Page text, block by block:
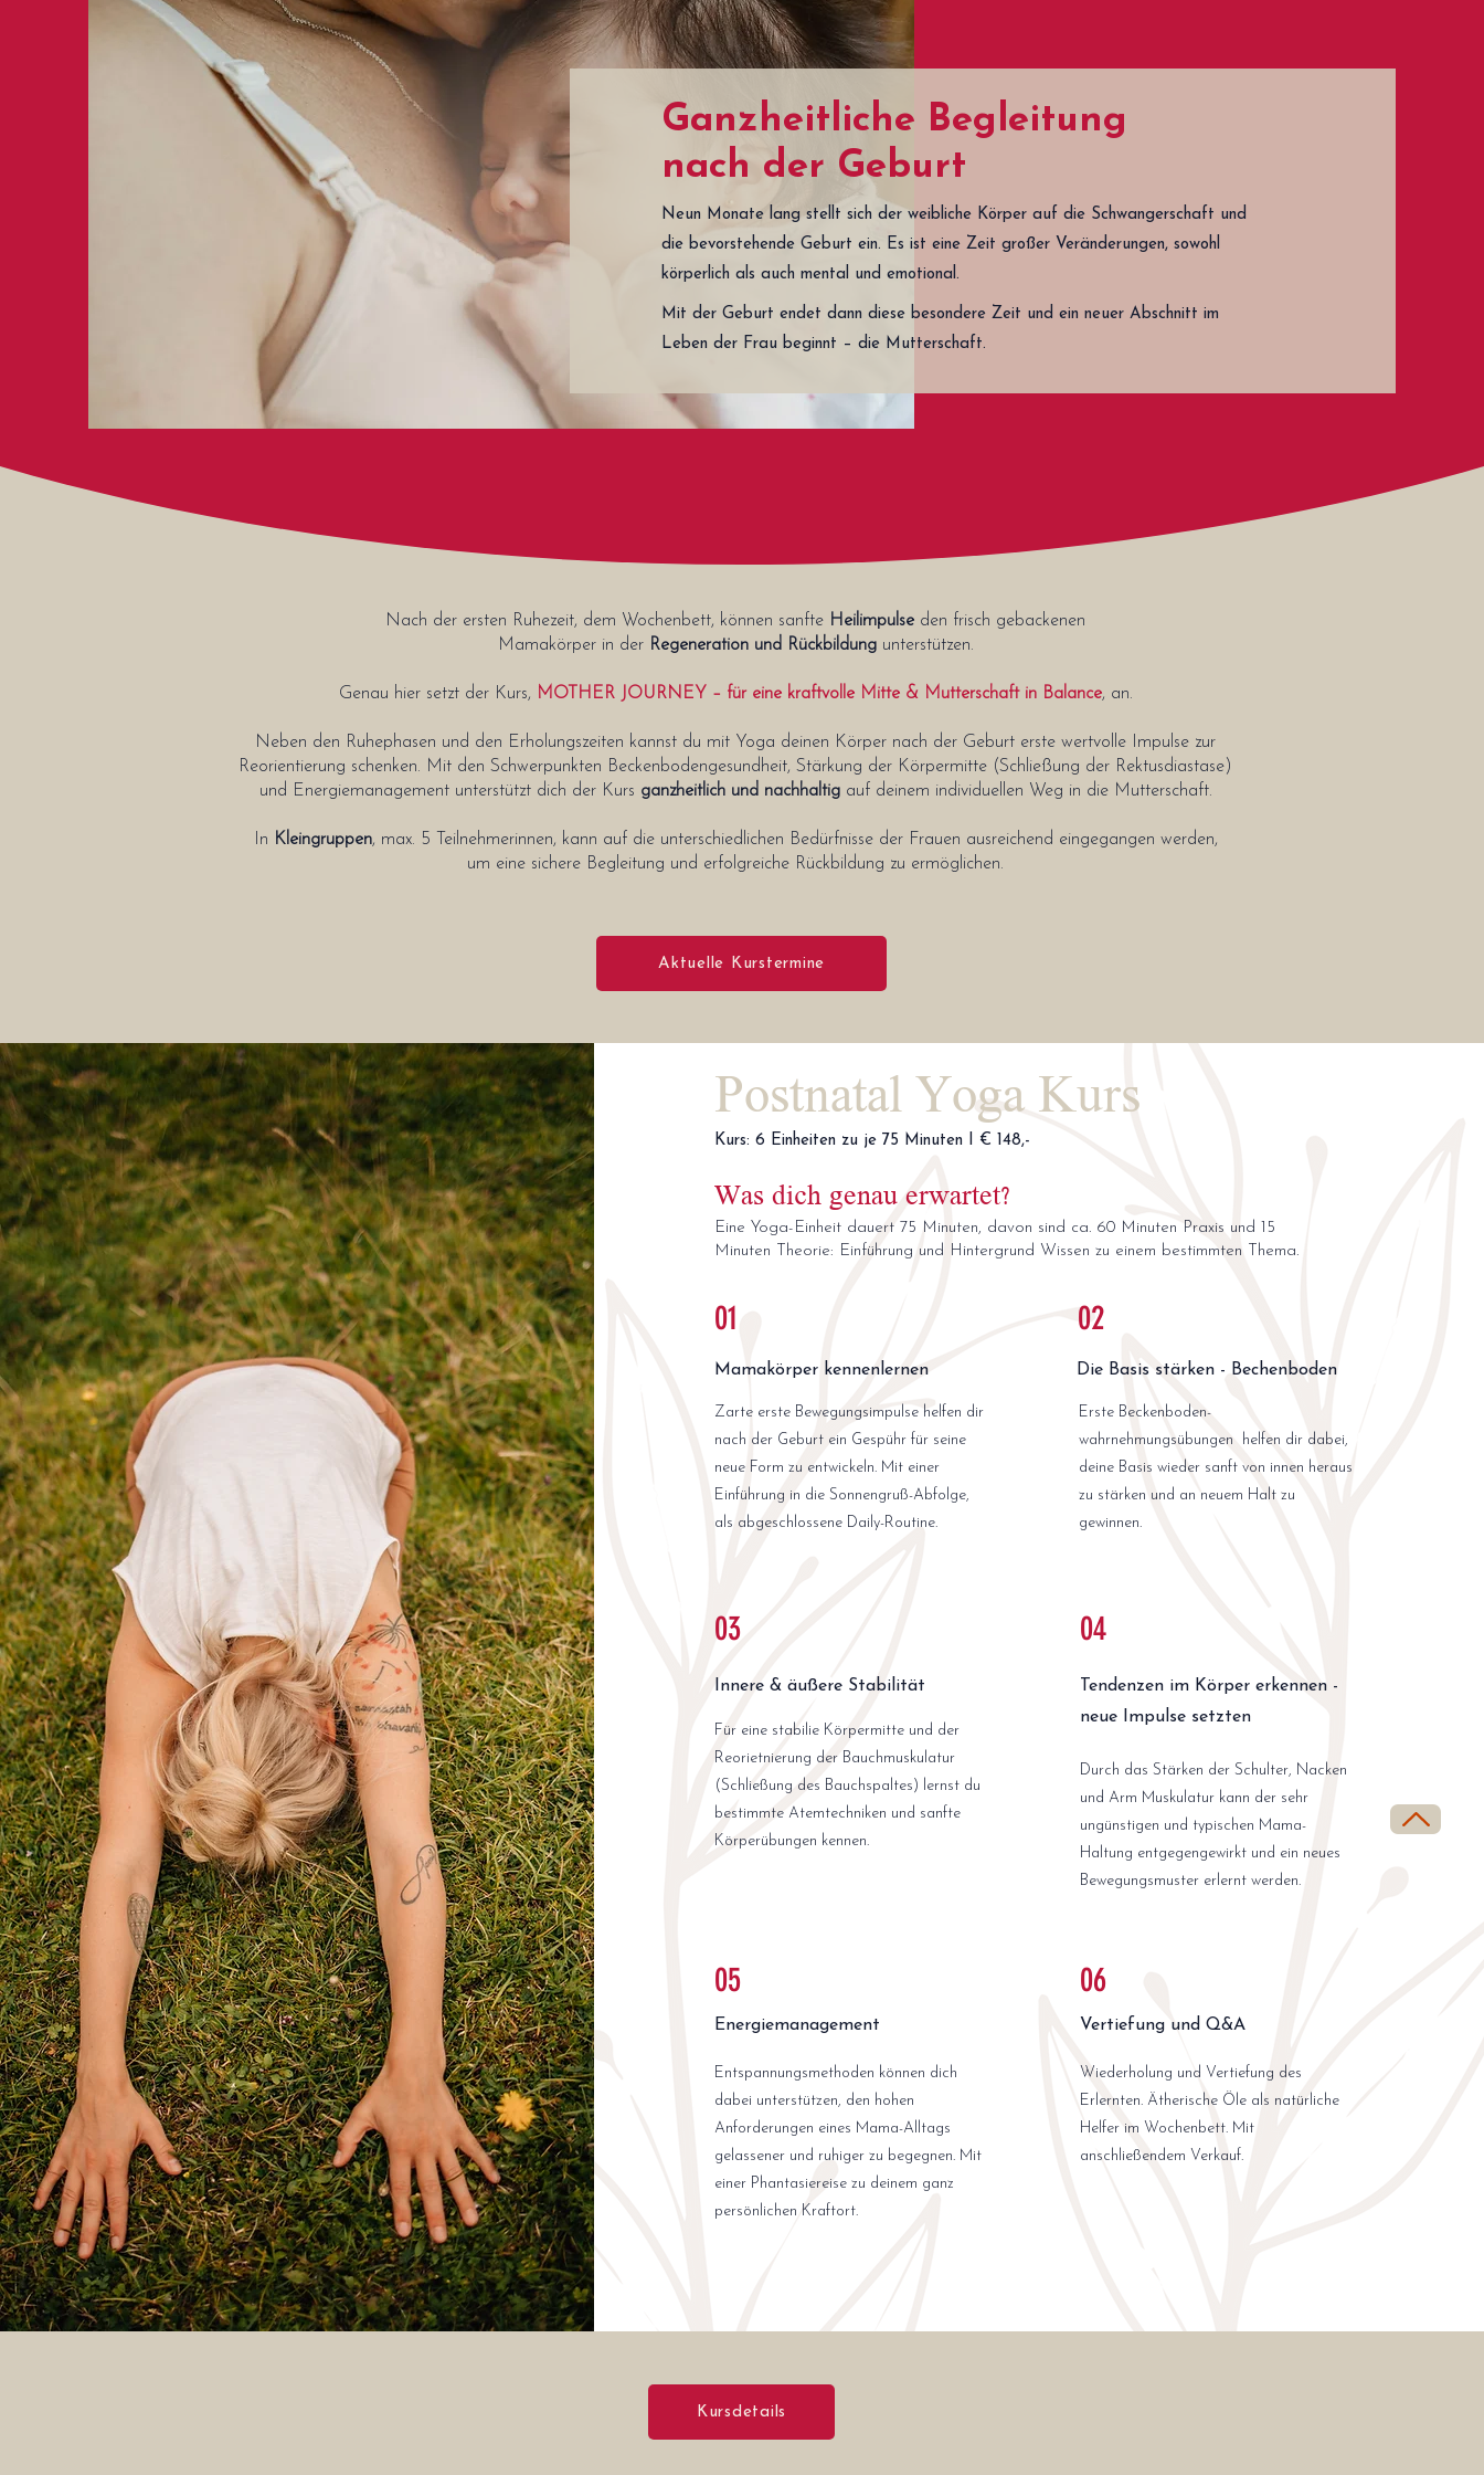
Ganzheitliche Begleitung
nach der Geburt
Neun Monate lang stellt sich der weibliche Körper auf die Schwangerschaft und
die bevorstehende Geburt ein. Es ist eine Zeit großer Veränderungen, sowohl
körperlich als auch mental und emotional.
Mit der Geburt endet dann diese besondere Zeit und ein neuer Abschnitt im
Leben der Frau beginnt – die Mutterschaft.
Nach der ersten Ruhezeit, dem Wochenbett, können sanfte Heilimpulse den frisch gebackenen
Mamakörper in der Regeneration und Rückbildungunterstützen.
Genau hier setzt der Kurs, MOTHER JOURNEY – für eine kraftvolle Mitte & Mutterschaft in Balance, an.
Neben den Ruhephasen und den Erholungszeiten kannst du mit Yoga deinen Körper nach der Geburt erste wertvolle Impulse zur
Reorientierung schenken. Mit den Schwerpunkten Beckenbodengesundheit, Stärkung der Körpermitte (Schließung der Rektusdiastase)
und Energiemanagement unterstützt dich der Kurs ganzheitlich und nachhaltig auf deinem individuellen Weg in die Mutterschaft.
​In Kleingruppen, max. 5 Teilnehmerinnen, kann auf die unterschiedlichen Bedürfnisse der Frauen ausreichend eingegangen werden,
um eine sichere Begleitung und erfolgreiche Rückbildung zu ermöglichen.
Aktuelle Kurstermine
Postnatal Yoga Kurs
Kurs: 6 Einheiten zu je 75 Minuten I € 148,-
Was dich genau erwartet?
Eine Yoga-Einheit dauert 75 Minuten, davon sind ca. 60 Minuten Praxis und 15
Minuten Theorie: Einführung und Hintergrund Wissen zu einem bestimmten Thema.
01
Mamakörper kennenlernen
Zarte erste Bewegungsimpulse helfen dir
nach der Geburt ein Gespühr für seine
neue Form zu entwickeln. Mit einer
Einführung in die Sonnengruß-Abfolge,
als abgeschlossene Daily-Routine.
03
Innere & äußere Stabilität
Für eine stabilie Körpermitte und der
Reorietnierung der Bauchmuskulatur
(Schließung des Bauchspaltes) lernst du
bestimmte Atemtechniken und sanfte
Körperübungen kennen.
05
Energiemanagement
Entspannungsmethoden können dich
dabei unterstützen, den hohen
Anforderungen eines Mama-Alltags
gelassener und ruhiger zu begegnen. Mit
einer Phantasiereise zu deinem ganz
persönlichen Kraftort.
02
Die Basis stärken - Bechenboden
Erste Beckenboden-
wahrnehmungsübungen helfen dir dabei,
deine Basis wieder sanft von innen heraus
zu stärken und an neuem Halt zu
gewinnen.
04
Tendenzen im Körper erkennen -
neue Impulse setzten
Durch das Stärken der Schulter, Nacken
und Arm Muskulatur kann der sehr
ungünstigen und typischen Mama-
Haltung entgegengewirkt und ein neues
Bewegungsmuster erlernt werden.
06
Vertiefung und Q&A
Wiederholung und Vertiefung des
Erlernten. Ätherische Öle als natürliche
Helfer im Wochenbett. Mit
anschließendem Verkauf.
Kursdetails